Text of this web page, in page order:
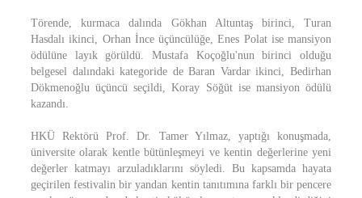
Törende, kurmaca dalında Gökhan Altuntaş birinci, Turan
Hasdalı ikinci, Orhan İnce üçüncülüğe, Enes Polat ise mansiyon
ödülüne layık görüldü. Mustafa Koçoğlu'nun birinci olduğu
belgesel dalındaki kategoride de Baran Vardar ikinci, Bedirhan
Dökmenoğlu üçüncü seçildi, Koray Söğüt ise mansiyon ödülü
kazandı.
HKÜ Rektörü Prof. Dr. Tamer Yılmaz, yaptığı konuşmada,
üniversite olarak kentle bütünleşmeyi ve kentin değerlerine yeni
değerler katmayı arzuladıklarını söyledi. Bu kapsamda hayata
geçirilen festivalin bir yandan kentin tanıtımına farklı bir pencere